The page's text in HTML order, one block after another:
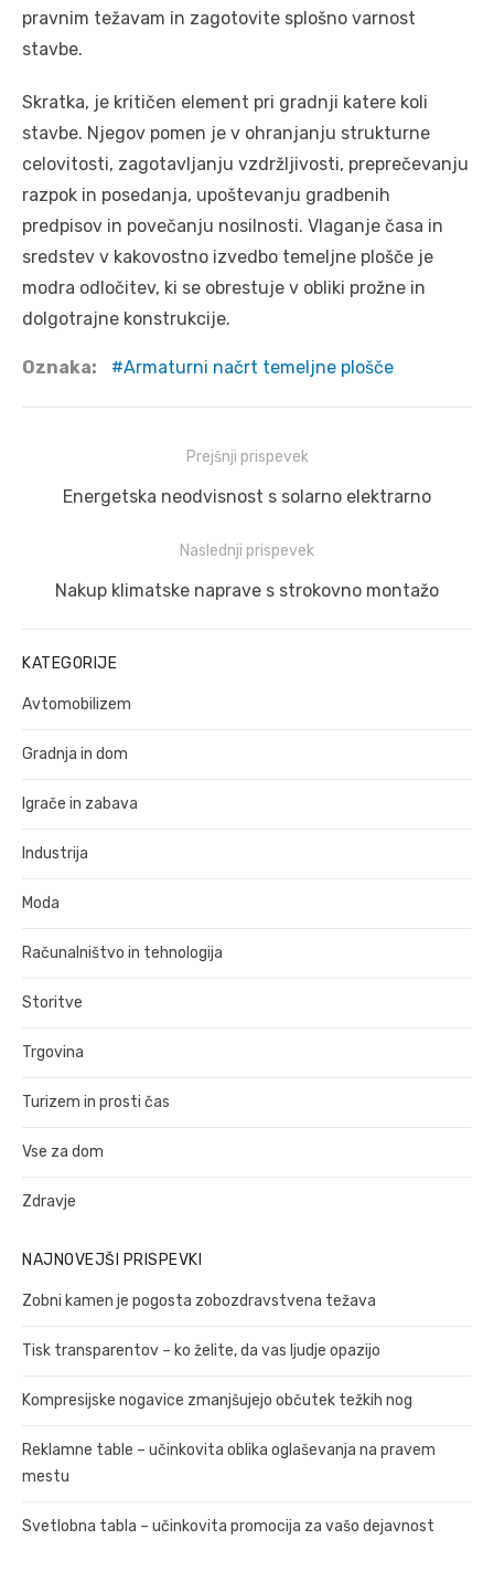
pravnim težavam in zagotovite splošno varnost
stavbe.
Skratka, je kritičen element pri gradnji katere koli
stavbe. Njegov pomen je v ohranjanju strukturne
celovitosti, zagotavljanju vzdržljivosti, preprečevanju
razpok in posedanja, upoštevanju gradbenih
predpisov in povečanju nosilnosti. Vlaganje časa in
sredstev v kakovostno izvedbo temeljne plošče je
modra odločitev, ki se obrestuje v obliki prožne in
dolgotrajne konstrukcije.
Oznaka: Armaturni načrt temeljne plošče
prispevka
Prejšnji prispevek
Prejšnji
Energetska neodvisnost s solarno elektrarno
Naslednji prispevek
Naslednji
Nakup klimatske naprave s strokovno montažo
KATEGORIJE
Avtomobilizem
Gradnja in dom
Igrače in zabava
Industrija
Moda
Računalništvo in tehnologija
Storitve
Trgovina
Turizem in prosti čas
Vse za dom
Zdravje
NAJNOVEJŠI PRISPEVKI
Zobni kamen je pogosta zobozdravstvena težava
Tisk transparentov – ko želite, da vas ljudje opazijo
Kompresijske nogavice zmanjšujejo občutek težkih nog
Reklamne table – učinkovita oblika oglaševanja na pravem
mestu
Svetlobna tabla – učinkovita promocija za vašo dejavnost